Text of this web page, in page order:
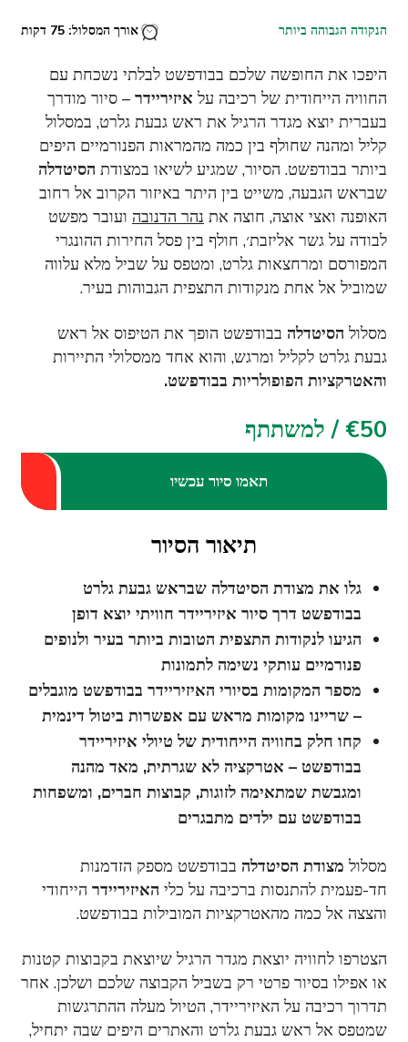
הנקודה הגבוהה ביותר אורך המסלול: 75 דקות
היפכו את החופשה שלכם בבודפשט לבלתי נשכחת עם
החוויה הייחודית של רכיבה על איזיריידר – סיור מודרך
בעברית יוצא מגדר הרגיל את ראש גבעת גלרט, במסלול
קליל ומהנה שחולף בין כמה מהמראות הפנורמיים היפים
ביותר בבודפשט. הסיור, שמגיע לשיאו במצודת הסיטדלה
שבראש הגבעה, משייט בין היתר באיזור הקרוב אל רחוב
האופנה ואצי אוצה, חוצה את נהר הדנובה ועובר מפשט
לבודה על גשר אליזבת׳, חולף בין פסל החירות ההונגרי
המפורסם ומרחצאות גלרט, ומטפס על שביל מלא עלווה
שמוביל אל אחת מנקודות התצפית הגבוהות בעיר.
מסלול הסיטדלה בבודפשט הופך את הטיפוס אל ראש
גבעת גלרט לקליל ומרגש, והוא אחד ממסלולי התיירות
והאטרקציות הפופולריות בבודפשט.
€50 / למשתתף
תאמו סיור עכשיו
תיאור הסיור
גלו את מצודת הסיטדלה שבראש גבעת גלרט
בבודפשט דרך סיור איזיריידר חוויתי יוצא דופן
הגיעו לנקודות התצפית הטובות ביותר בעיר ולנופים
פנורמיים עותקי נשימה לתמונות
מספר המקומות בסיורי האיזיריידר בבודפשט מוגבלים
– שריינו מקומות מראש עם אפשרות ביטול דינמית
קחו חלק בחוויה הייחודית של טיולי איזיריידר
בבודפשט – אטרקציה לא שגרתית, מאד מהנה
ומגבשת שמתאימה לזוגות, קבוצות חברים, ומשפחות
בבודפשט עם ילדים מתבגרים
מסלול מצודת הסיטדלה בבודפשט מספק הזדמנות
חד-פעמית להתנסות ברכיבה על כלי האיזיריידר הייחודי
והצצה אל כמה מהאטרקציות המובילות בבודפשט.
הצטרפו לחוויה יוצאת מגדר הרגיל שיוצאת בקבוצות קטנות
או אפילו בסיור פרטי רק בשביל הקבוצה שלכם ושלכן. אחר
תדרוך רכיבה על האיזיריידר, הטיול מעלה ההתרגשות
שמטפס אל ראש גבעת גלרט והאתרים היפים שבה יתחיל,